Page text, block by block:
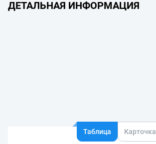
ДЕТАЛЬНАЯ ИНФОРМАЦИЯ
Таблица Карточка